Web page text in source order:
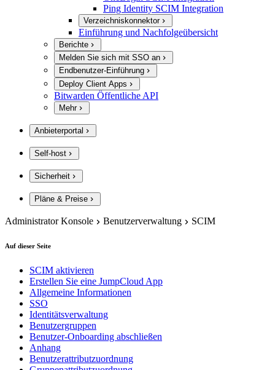
Ping Identity SCIM Integration
Verzeichniskonnektor
Einführung und Nachfolgeübersicht
Berichte
Melden Sie sich mit SSO an
Endbenutzer-Einführung
Deploy Client Apps
Bitwarden Öffentliche API
Mehr
Anbieterportal
Self-host
Sicherheit
Pläne & Preise
Administrator Konsole Benutzerverwaltung SCIM
Auf dieser Seite
SCIM aktivieren
Erstellen Sie eine JumpCloud App
Allgemeine Informationen
SSO
Identitätsverwaltung
Benutzergruppen
Benutzer-Onboarding abschließen
Anhang
Benutzerattributzuordnung